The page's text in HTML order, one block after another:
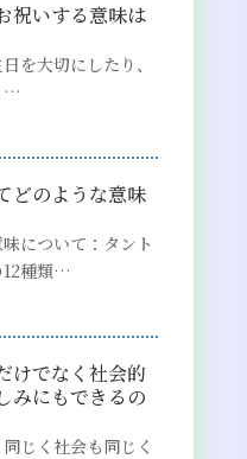
祝いする意味は
を大切にしたり、
…
どのような意味
について：タント
12種類…
けでなく社会的
みにもできるの
じく社会も同じく